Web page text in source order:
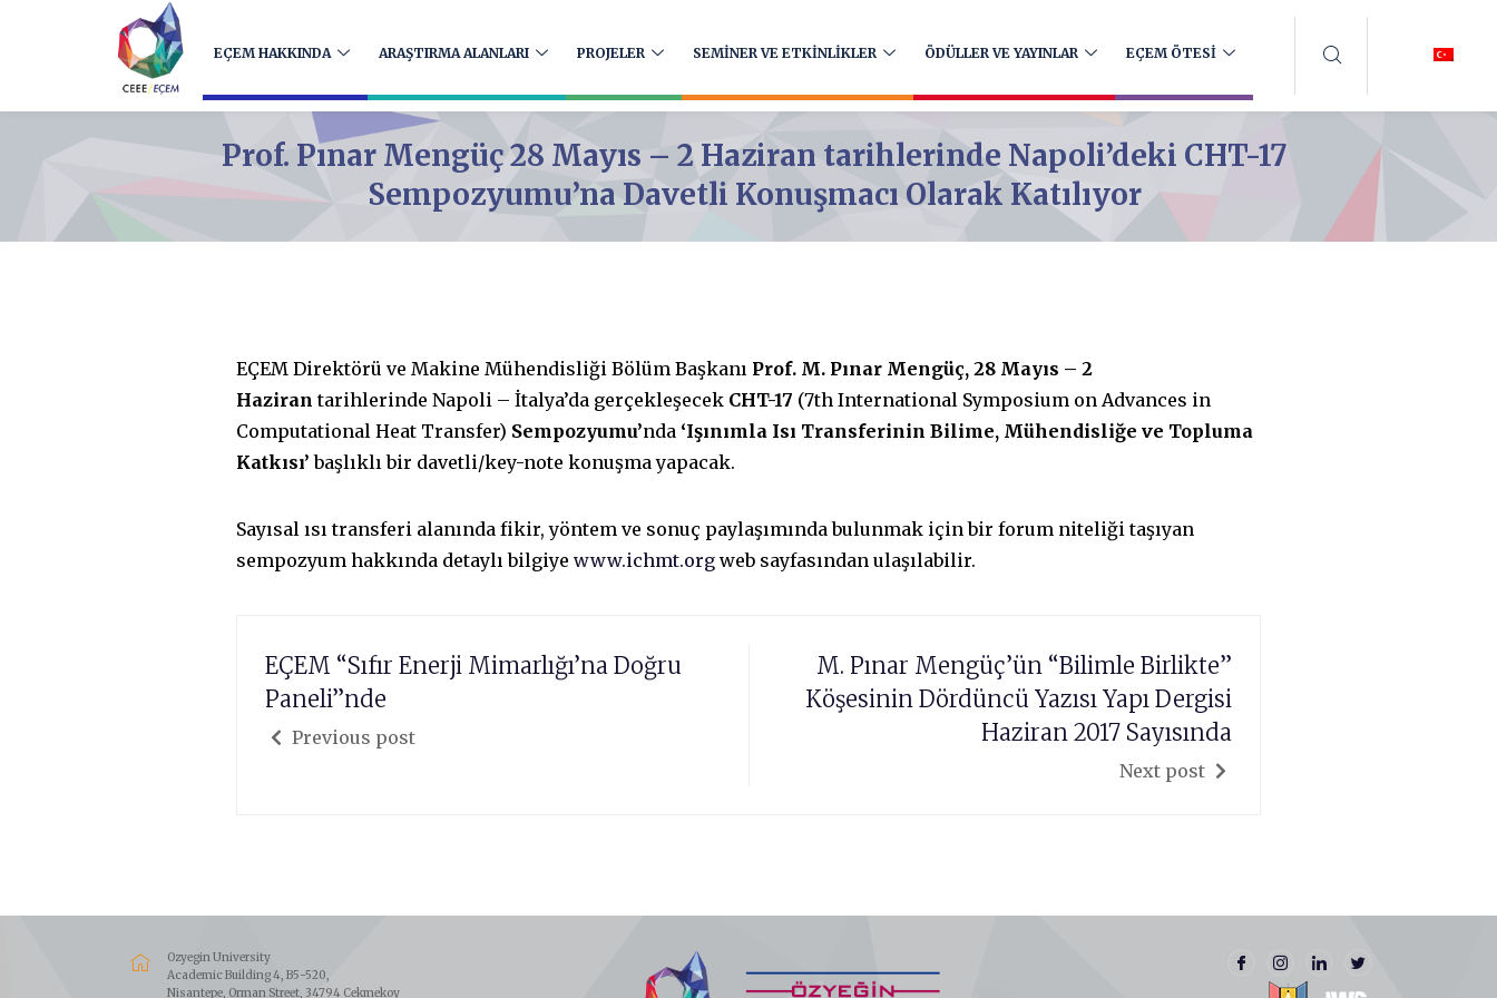
EÇEM HAKKINDA ARAŞTIRMA ALANLARI PROJELER SEMİNER VE ETKİNLİKLER ÖDÜLLER VE YAYINLAR EÇEM ÖTESİ
Prof. Pınar Mengüç 28 Mayıs – 2 Haziran tarihlerinde Napoli’deki CHT-17
Sempozyumu’na Davetli Konuşmacı Olarak Katılıyor
EÇEM Direktörü ve Makine Mühendisliği Bölüm Başkanı Prof. M. Pınar Mengüç, 28 Mayıs – 2
Hazirantarihlerinde Napoli – İtalya’da gerçekleşecek CHT-17 (7th International Symposium on Advances in
Computational Heat Transfer) Sempozyumu’nda ‘Işınımla Isı Transferinin Bilime, Mühendisliğe ve Topluma
Katkısı’başlıklı bir davetli/key-note konuşma yapacak.
Sayısal ısı transferi alanında fikir, yöntem ve sonuç paylaşımında bulunmak için bir forum niteliği taşıyan
sempozyum hakkında detaylı bilgiye www.ichmt.org web sayfasından ulaşılabilir.
EÇEM “Sıfır Enerji Mimarlığı’na Doğru
Paneli”nde
Previous post
M. Pınar Mengüç’ün “Bilimle Birlikte”
Köşesinin Dördüncü Yazısı Yapı Dergisi
Haziran 2017 Sayısında
Next post
Ozyegin University
Academic Building 4, B5-520,
Nisantepe, Orman Street, 34794 Cekmekoy